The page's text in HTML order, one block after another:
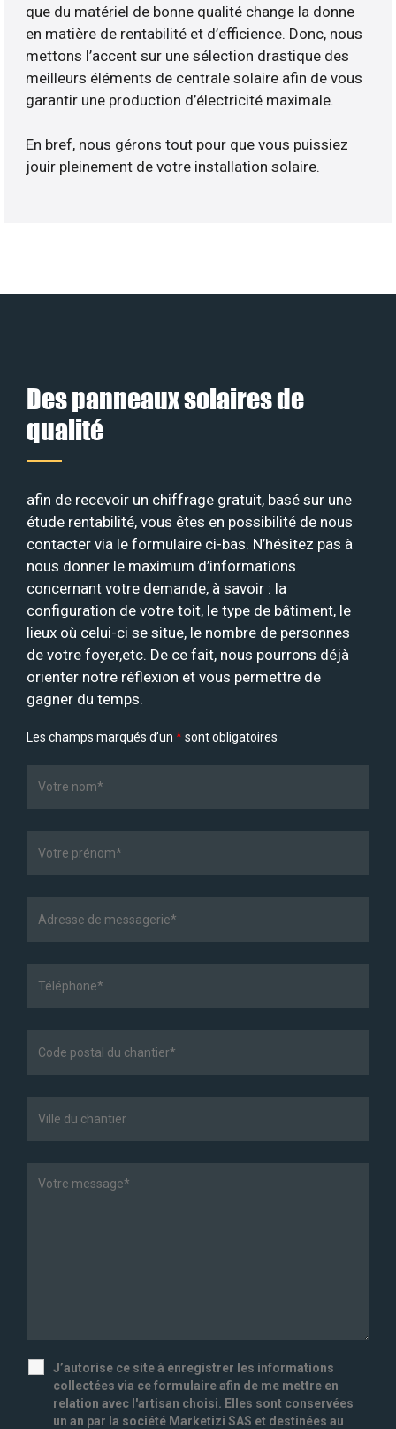
que du matériel de bonne qualité change la donne
en matière de rentabilité et d’efficience. Donc, nous
mettons l’accent sur une sélection drastique des
meilleurs éléments de centrale solaire afin de vous
garantir une production d’électricité maximale.
En bref, nous gérons tout pour que vous puissiez
jouir pleinement de votre installation solaire.
Des panneaux solaires de
qualité
afin de recevoir un chiffrage gratuit, basé sur une
étude rentabilité, vous êtes en possibilité de nous
contacter via le formulaire ci-bas. N’hésitez pas à
nous donner le maximum d’informations
concernant votre demande, à savoir : la
configuration de votre toit, le type de bâtiment, le
lieux où celui-ci se situe, le nombre de personnes
de votre foyer,etc. De ce fait, nous pourrons déjà
orienter notre réflexion et vous permettre de
gagner du temps.
Les champs marqués d’un *sont obligatoires
J’autorise ce site à enregistrer les informations
collectées via ce formulaire afin de me mettre en
relation avec l'artisan choisi. Elles sont conservées
un an par la société Marketizi SAS et destinées au